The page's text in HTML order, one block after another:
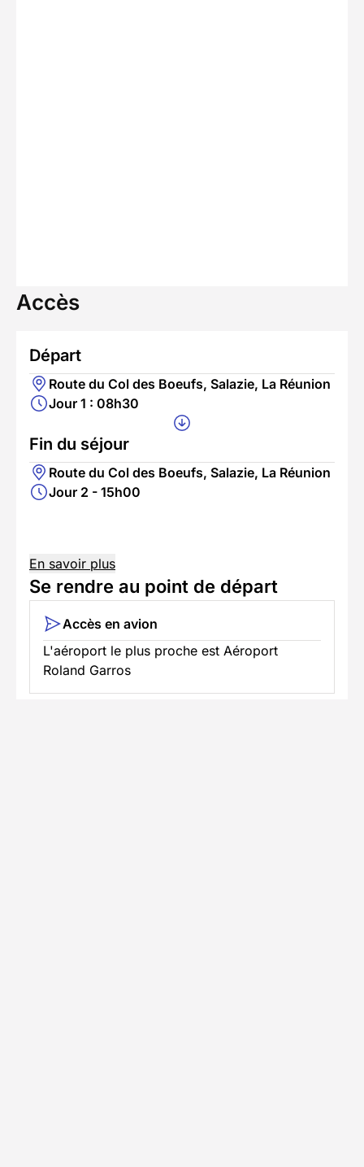
Accès
Départ
Route du Col des Boeufs, Salazie, La Réunion
Jour 1 : 08h30
Fin du séjour
Route du Col des Boeufs, Salazie, La Réunion
Jour 2 - 15h00
En savoir plus
Se rendre au point de départ
Accès en avion
L'aéroport le plus proche est Aéroport
Roland Garros